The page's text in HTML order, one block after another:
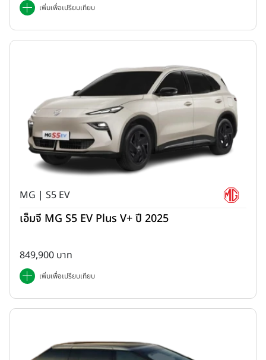
เพิ่มเพื่อเปรียบเทียบ
MG | S5 EV
เอ็มจี MG S5 EV Plus V+ ปี 2025
849,900 บาท
เพิ่มเพื่อเปรียบเทียบ